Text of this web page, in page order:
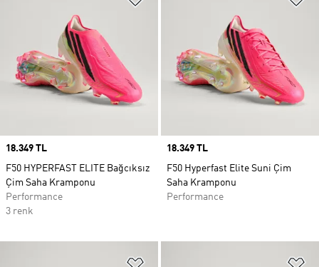
Price
18.349 TL
F50 HYPERFAST ELITE Bağcıksız
Çim Saha Kramponu
Performance
3 renk
Price
18.349 TL
F50 Hyperfast Elite Suni Çim
Saha Kramponu
Performance